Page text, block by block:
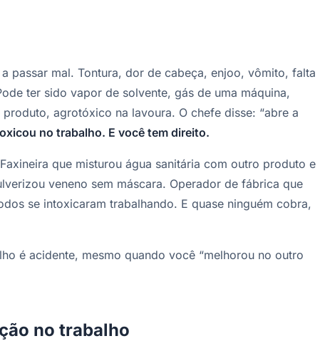
passar mal. Tontura, dor de cabeça, enjoo, vômito, falta
ter sido vapor de solvente, gás de uma máquina,
agrotóxico na lavoura. O chefe disse: “abre a
no trabalho. E você tem direito.
que misturou água sanitária com outro produto e
veneno sem máscara. Operador de fábrica que
se intoxicaram trabalhando. E quase ninguém cobra,
é acidente, mesmo quando você “melhorou no outro
no trabalho